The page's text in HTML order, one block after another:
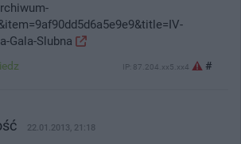
Gala-Slubna
IP: 87.204.xx5.xx4 #
22.01.2013, 21:18